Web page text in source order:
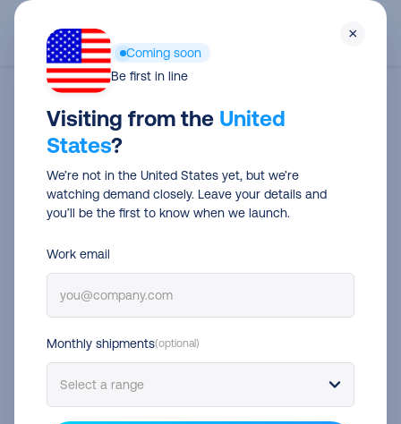
Skip
content
Politique de confidentialité
Politique de confidentialité
La présente Politique de confidentialité vous donne
un aperçu de la façon dont nous traitons vos
données personnelles dans le cadre de l’utilisation
des offres et services en ligne liés aux sites web
disponibles sur sendcloud.com (ci-après le “Site
titre du Règlement général sur la protection des
données (RGPD), ainsi que des moyens dont vous
disposez pour contrôler vos données personnelles et
×
Coming soon
Be first in line
Visiting from the United
States?
We’re not in the United States yet, but we’re
watching demand closely. Leave your details and
you’ll be the first to know when we launch.
Work email
Monthly shipments(optional)